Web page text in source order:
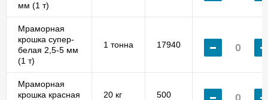
мм (1 т)
Мраморная
крошка супер-
белая 2,5-5 мм
(1 т)
1 тонна 17940
Мраморная
крошка красная
20 кг 500